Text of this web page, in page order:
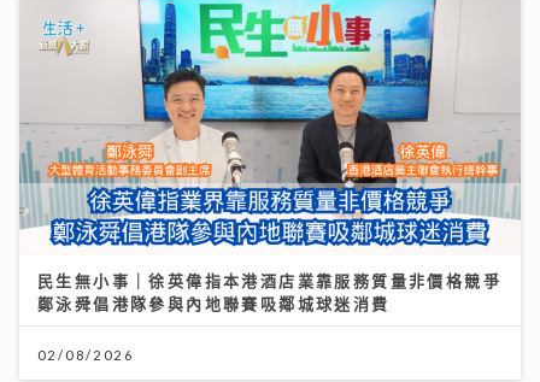
民生無小事｜徐英偉指本港酒店業靠服務質量非價格競爭
鄭泳舜倡港隊參與內地聯賽吸鄰城球迷消費
02/08/2026